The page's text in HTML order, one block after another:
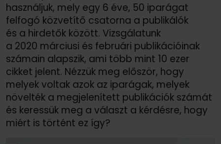
használjuk, mely egy 6 éve, 50 iparágat
felfogó közvetítő csatorna a publikálók
és a hirdetők között. Vizsgálatunk
a 2020 márciusi és februári publikációinak
számain alapszik, ami több mint 10 ezer
cikket jelent. Nézzük meg először, hogy
melyek voltak azok az iparágak, melyek
növelték a megjelenített publikációk számát
és keressük meg a választ a kérdésre, hogy
miért is történt ez így?